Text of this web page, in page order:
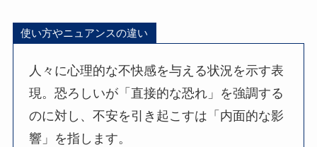
使い方やニュアンスの違い
人々に心理的な不快感を与える状況を示す表
現。恐ろしいが「直接的な恐れ」を強調する
のに対し、不安を引き起こすは「内面的な影
響」を指します。